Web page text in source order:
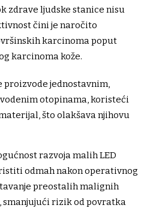
zdrave ljudske stanice nisu
čini je naročito
karcinoma poput
karcinoma kože.
proizvode jednostavnim,
otopinama, koristeći
što olakšava njihovu
razvoja malih LED
odmah nakon operativnog
preostalih malignih
smanjujući rizik od povratka